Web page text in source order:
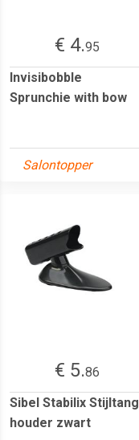
€ 4.95
Invisibobble
Sprunchie with bow
Salontopper
€ 5.86
Sibel Stabilix Stijltang
houder zwart